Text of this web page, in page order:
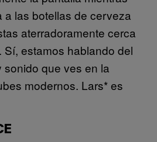
a las botellas de cerveza
aterradoramente cerca
Sí, estamos hablando del
que ves en la
modernos. Lars* es